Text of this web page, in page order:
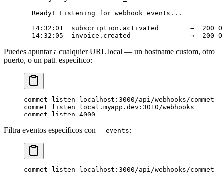
  Ready! Listening for webhook events...
14:32:01  subscription.activated        →  200
14:32:05  invoice.created               →  200
Puedes apuntar a cualquier URL local — un hostname custom, otro
puerto, o un path específico:
commet listen localhost:3000/api/webhooks/commet
commet listen local.myapp.dev:3010/webhooks
commet listen 4000
Filtra eventos específicos con --events:
commet listen localhost:3000/api/webhooks/commet